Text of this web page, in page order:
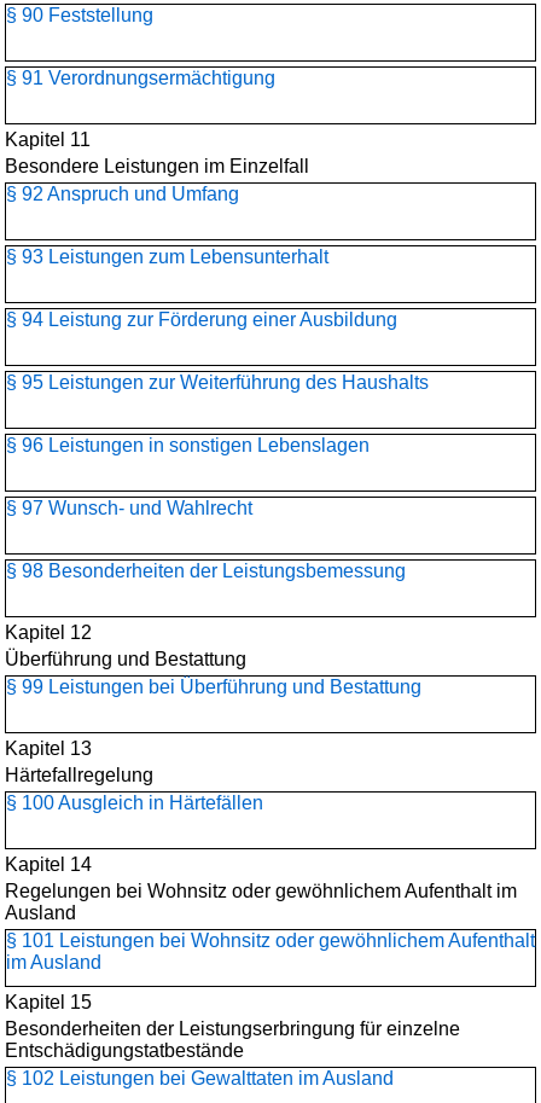
§ 90 Feststellung
§ 91 Verordnungsermächtigung
Kapitel 11
Besondere Leistungen im Einzelfall
§ 92 Anspruch und Umfang
§ 93 Leistungen zum Lebensunterhalt
§ 94 Leistung zur Förderung einer Ausbildung
§ 95 Leistungen zur Weiterführung des Haushalts
§ 96 Leistungen in sonstigen Lebenslagen
§ 97 Wunsch- und Wahlrecht
§ 98 Besonderheiten der Leistungsbemessung
Kapitel 12
Überführung und Bestattung
§ 99 Leistungen bei Überführung und Bestattung
Kapitel 13
Härtefallregelung
§ 100 Ausgleich in Härtefällen
Kapitel 14
Regelungen bei Wohnsitz oder gewöhnlichem Aufenthalt im
Ausland
§ 101 Leistungen bei Wohnsitz oder gewöhnlichem Aufenthalt
im Ausland
Kapitel 15
Besonderheiten der Leistungserbringung für einzelne
Entschädigungstatbestände
§ 102 Leistungen bei Gewalttaten im Ausland